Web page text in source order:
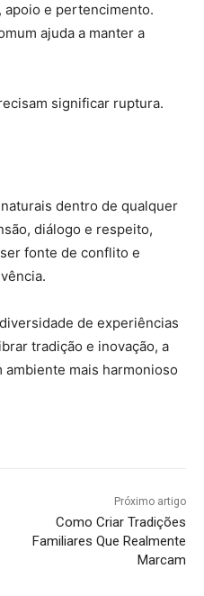
apoio e pertencimento.
ajuda a manter a
significar ruptura.
dentro de qualquer
diálogo e respeito,
fonte de conflito e
de experiências
tradição e inovação, a
mais harmonioso
Próximo artigo
Como Criar Tradições
Familiares Que Realmente
Marcam